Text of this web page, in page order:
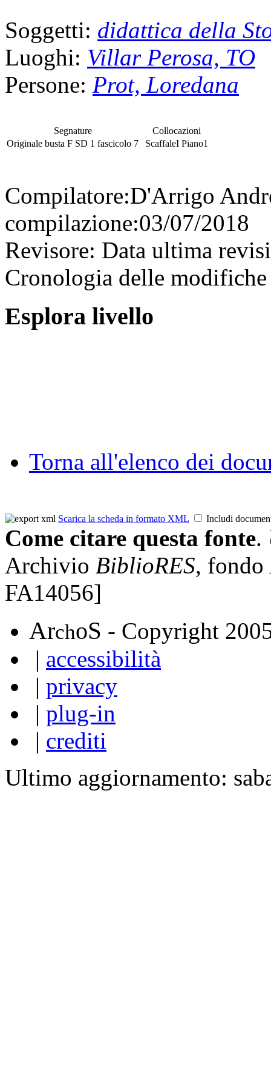
Soggetti: didattica della
Luoghi: Villar Perosa, TO
Persone: Prot, Loredana
Segnature
Originale busta F SD 1 fascicolo 7
Collocazioni
ScaffaleI Piano1
Compilatore:D'Arrigo
compilazione:03/07/2018
Revisore: Data ultima
Cronologia delle
Esplora livello
Torna all'elenco dei
Scarica la scheda in formato XML Includi
Come citare questa fonte.
Archivio BiblioRES, fondo
FA14056]
ArchoS - Copyright
| accessibilità
| privacy
| plug-in
| crediti
Ultimo aggiornamento: